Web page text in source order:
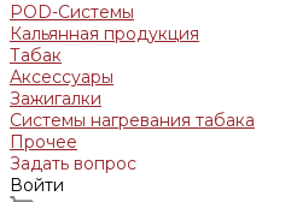
POD-Системы
Кальянная продукция
Табак
Аксессуары
Зажигалки
Системы нагревания табака
Прочее
Задать вопрос
Войти